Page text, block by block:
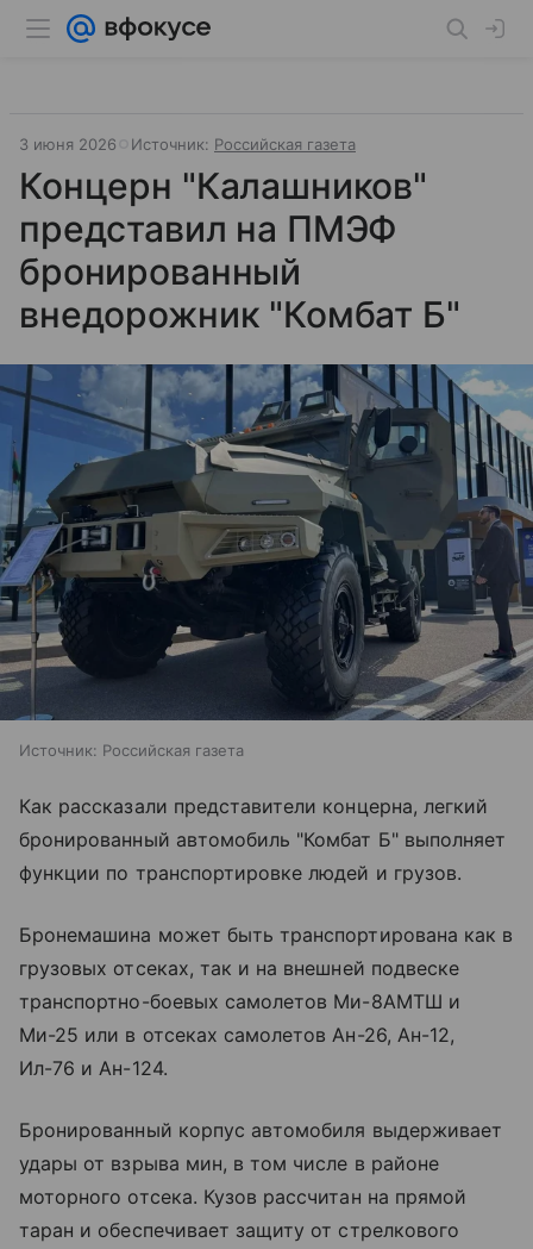
3 июня 2026 Источник: Российская газета
Концерн "Калашников"
представил на ПМЭФ
бронированный
внедорожник "Комбат Б"
Источник: Российская газета
Как рассказали представители концерна, легкий
бронированный автомобиль "Комбат Б" выполняет
функции по транспортировке людей и грузов.
Бронемашина может быть транспортирована как в
грузовых отсеках, так и на внешней подвеске
транспортно-боевых самолетов Ми-8АМТШ и
Ми-25 или в отсеках самолетов Ан-26, Ан-12,
Ил-76 и Ан-124.
Бронированный корпус автомобиля выдерживает
удары от взрыва мин, в том числе в районе
моторного отсека. Кузов рассчитан на прямой
таран и обеспечивает защиту от стрелкового